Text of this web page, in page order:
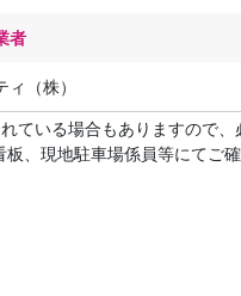
者
（株）
ている場合もありますので、
板、現地駐車場係員等にてご